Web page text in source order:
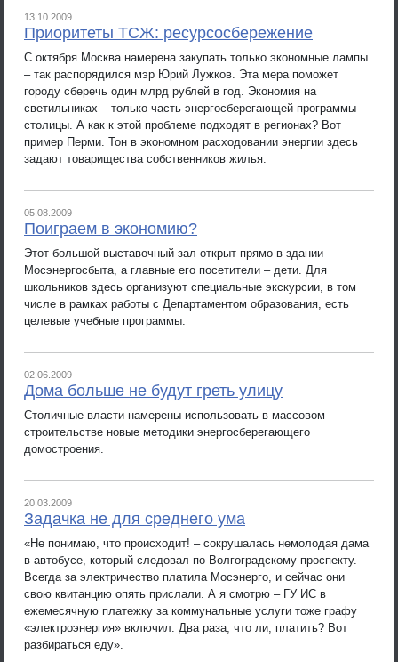
13.10.2009
Приоритеты ТСЖ: ресурсосбережение
С октября Москва намерена закупать только экономные лампы
– так распорядился мэр Юрий Лужков. Эта мера поможет
городу сберечь один млрд рублей в год. Экономия на
светильниках – только часть энергосберегающей программы
столицы. А как к этой проблеме подходят в регионах? Вот
пример Перми. Тон в экономном расходовании энергии здесь
задают товарищества собственников жилья.
05.08.2009
Поиграем в экономию?
Этот большой выставочный зал открыт прямо в здании
Мосэнергосбыта, а главные его посетители – дети. Для
школьников здесь организуют специальные экскурсии, в том
числе в рамках работы с Департаментом образования, есть
целевые учебные программы.
02.06.2009
Дома больше не будут греть улицу
Столичные власти намерены использовать в массовом
строительстве новые методики энергосберегающего
домостроения.
20.03.2009
Задачка не для среднего ума
«Не понимаю, что происходит! – сокрушалась немолодая дама
в автобусе, который следовал по Волгоградскому проспекту. –
Всегда за электричество платила Мосэнерго, и сейчас они
свою квитанцию опять прислали. А я смотрю – ГУ ИС в
ежемесячную платежку за коммунальные услуги тоже графу
«электроэнергия» включил. Два раза, что ли, платить? Вот
разбираться еду».